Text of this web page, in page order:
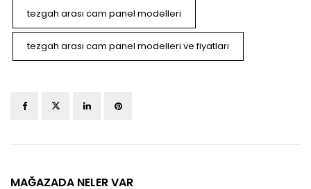
MAĞAZADA NELER VAR
tezgah arası cam panel modelleri
tezgah arası cam panel modelleri ve fiyatları